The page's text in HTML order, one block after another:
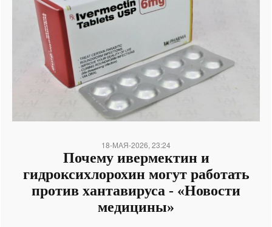
18-МАЯ-2026, 23:24
Почему ивермектин и
гидроксихлорохин могут работать
против хантавируса - «Новости
медицины»